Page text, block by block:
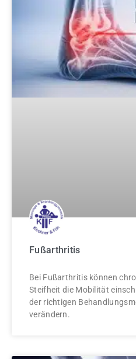
Fußarthritis
Bei Fußarthritis können
Steifheit die Mobilität
der richtigen
verändern.